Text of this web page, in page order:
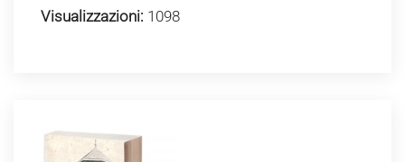
Visualizzazioni: 1098